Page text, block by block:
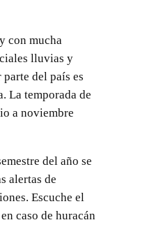
con mucha
lluvias y
del país es
La temporada de
a noviembre
del año se
alertas de
Escuche el
caso de huracán